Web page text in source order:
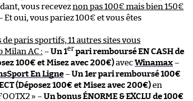
vous receveznon pas 100€ mais bien 150€
Et oui, vous pariez 100€ et vous êtes
de paris sportifs, 11 autres sites vous
Milan AC : –Un 1er pari remboursé EN CASH de
100€ et Misez avec 200€)avec Winamax –
En Ligne –Un 1er pari remboursé 100€
(Déposez 100€ et Misez avec 200€)en
» –Un bonus ÉNORME & EXCLU de 100€